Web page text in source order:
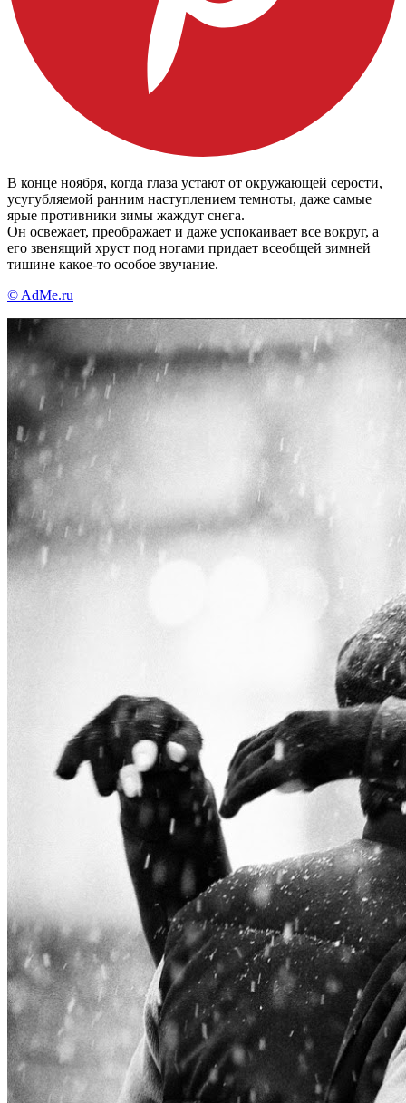
В конце ноября, когда глаза устают от окружающей серости,
усугубляемой ранним наступлением темноты, даже самые
ярые противники зимы жаждут снега.
Он освежает, преображает и даже успокаивает все вокруг, а
его звенящий хруст под ногами придает всеобщей зимней
тишине какое-то особое звучание.
© AdMe.ru